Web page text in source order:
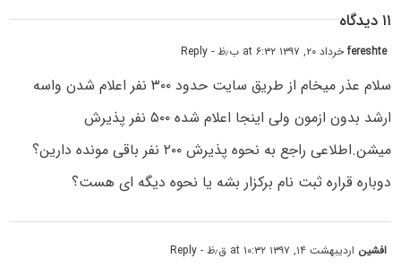
۱۱ دیدگاه
fereshteخرداد ۲۰, ۱۳۹۷ at ۶:۳۲ ب٫ظ - Reply
سلام عذر میخام از طریق سایت حدود ۳۰۰ نفر اعلام شدن واسه
ارشد بدون ازمون ولی اینجا اعلام شده ۵۰۰ نفر پذیرش
میشن.اطلاعی راجع به نحوه پذیرش ۲۰۰ نفر باقی مونده دارین؟
دوباره قراره ثبت نام برکزار بشه یا نحوه دیگه ای هست؟
افشین اردیبهشت ۱۴, ۱۳۹۷ at ۱۰:۳۲ ق٫ظ - Reply